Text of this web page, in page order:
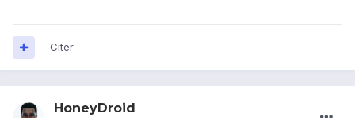
Citer
HoneyDroid